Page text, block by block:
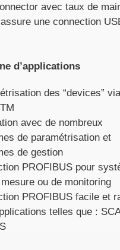
avec taux de
une connection
d’applications
des “devices” via
avec de nombreux
de paramétrisation et
de gestion
PROFIBUS pour
mesure ou de monitoring
PROFIBUS facile et
telles que :